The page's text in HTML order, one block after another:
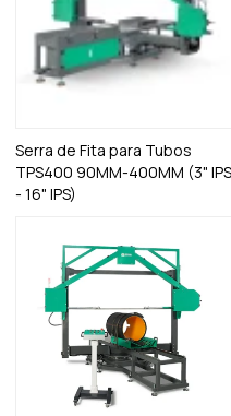
Serra de Fita para Tubos
TPS400 90MM-400MM (3" IPS
- 16" IPS)